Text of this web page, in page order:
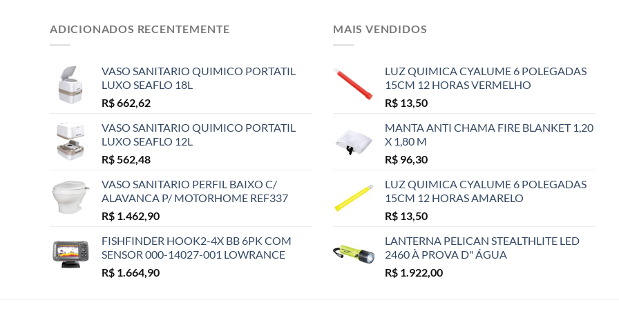
ADICIONADOS RECENTEMENTE
VASO SANITARIO QUIMICO PORTATIL
LUXO SEAFLO 18L
R$662,62
VASO SANITARIO QUIMICO PORTATIL
LUXO SEAFLO 12L
R$562,48
VASO SANITARIO PERFIL BAIXO C/
ALAVANCA P/ MOTORHOME REF337
R$ 1.462,90
FISHFINDER HOOK2-4X BB 6PK COM
SENSOR 000-14027-001 LOWRANCE
R$ 1.664,90
MAIS VENDIDOS
LUZ QUIMICA CYALUME 6 POLEGADAS
15CM 12 HORAS VERMELHO
R$ 13,50
MANTA ANTI CHAMA FIRE BLANKET 1,20
X 1,80 M
R$ 96,30
LUZ QUIMICA CYALUME 6 POLEGADAS
15CM 12 HORAS AMARELO
R$ 13,50
LANTERNA PELICAN STEALTHLITE LED
2460 À PROVA D" ÁGUA
R$ 1.922,00